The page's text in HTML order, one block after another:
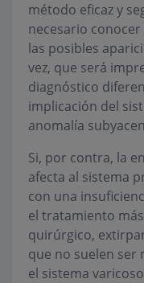
método eficaz y
necesario
las posibles
vez, que será
diagnóstico
implicación del
anomalía
Si, por contra, la
afecta al sistema
con una
el tratamiento
quirúrgico,
que no suelen ser
el sistema